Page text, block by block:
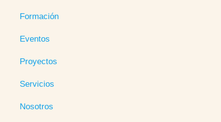
Formación
Eventos
Proyectos
Servicios
Nosotros